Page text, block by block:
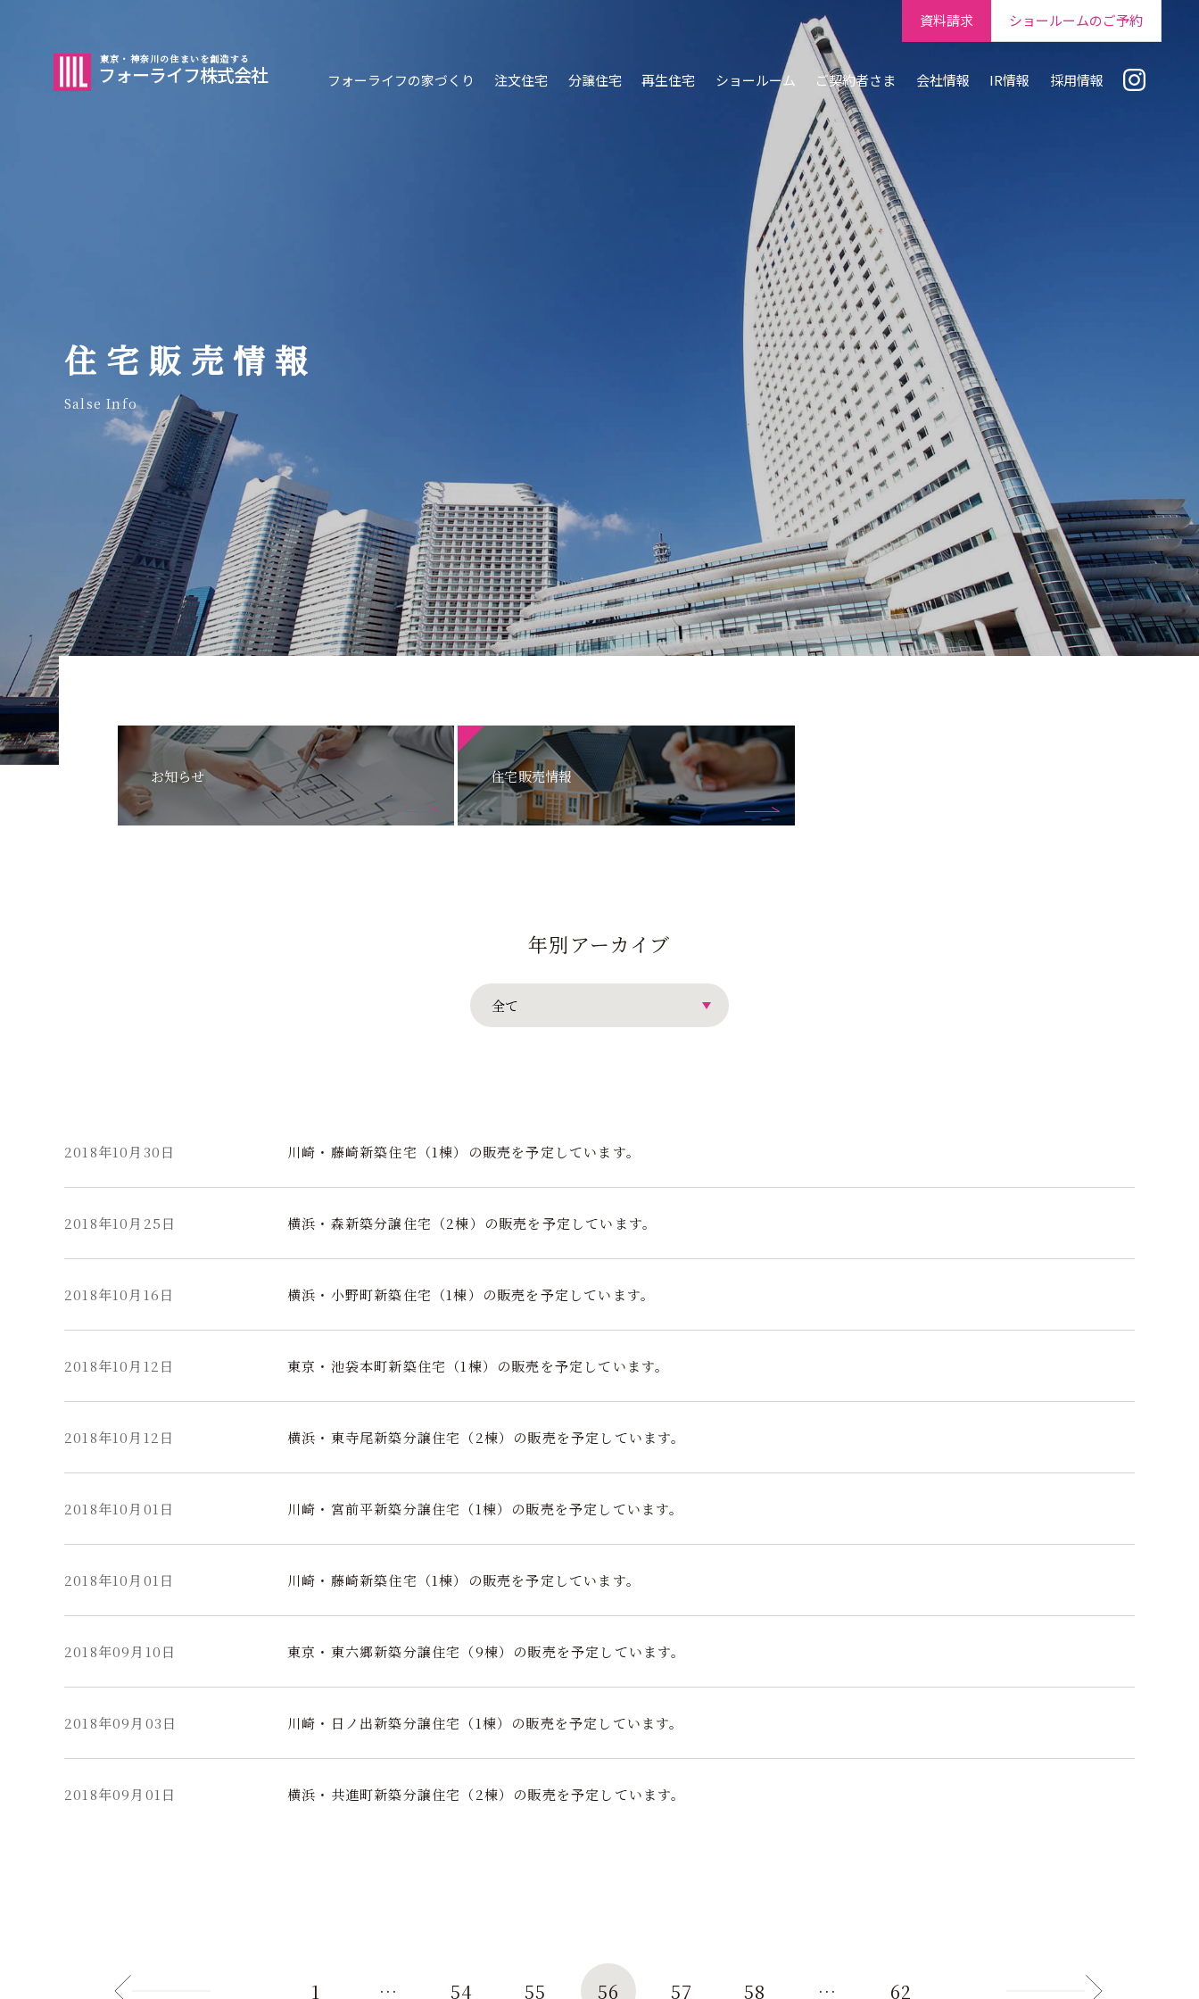
東京・神奈川の住まいを創造する
フォーライフ株式会社 フォーライフの家づくり 注文住宅 分譲住宅 再生住宅 ショールーム ご契約者さま 会社情報 IR情報 採用情報
資料請求 ショールームのご予約
住宅販売情報
Salse Info
お知らせ 住宅販売情報
年別アーカイブ
2018年10月30日 川崎・藤崎新築住宅（1棟）の販売を予定しています。
2018年10月25日 横浜・森新築分譲住宅（2棟）の販売を予定しています。
2018年10月16日 横浜・小野町新築住宅（1棟）の販売を予定しています。
2018年10月12日 東京・池袋本町新築住宅（1棟）の販売を予定しています。
2018年10月12日 横浜・東寺尾新築分譲住宅（2棟）の販売を予定しています。
2018年10月01日 川崎・宮前平新築分譲住宅（1棟）の販売を予定しています。
2018年10月01日 川崎・藤崎新築住宅（1棟）の販売を予定しています。
2018年09月10日 東京・東六郷新築分譲住宅（9棟）の販売を予定しています。
2018年09月03日 川崎・日ノ出新築分譲住宅（1棟）の販売を予定しています。
2018年09月01日 横浜・共進町新築分譲住宅（2棟）の販売を予定しています。
1 … 54 55 56 57 58 … 62